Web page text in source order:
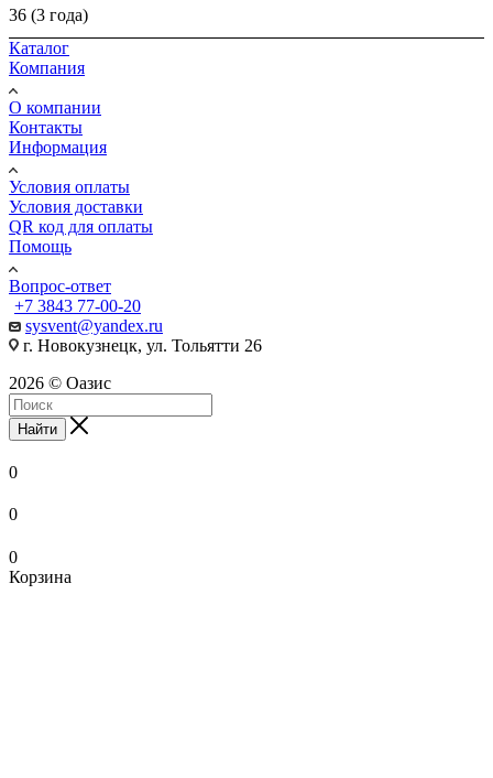
36 (3 года)
Каталог
Компания
О компании
Контакты
Информация
Условия оплаты
Условия доставки
QR код для оплаты
Помощь
Вопрос-ответ
+7 3843 77-00-20
sysvent@yandex.ru
г. Новокузнецк, ул. Тольятти 26
2026 © Оазис
Найти
0
0
0
Корзина